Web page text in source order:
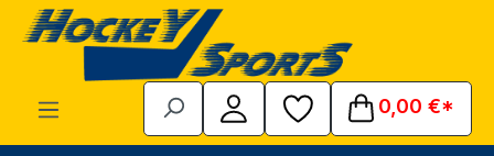
Zum Hauptinhalt springen
0,00 €*